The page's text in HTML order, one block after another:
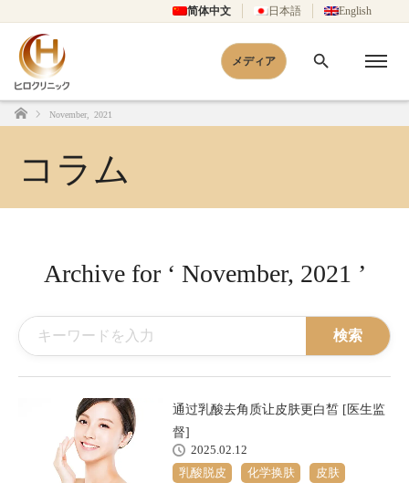
简体中文 日本語 English
メディア
Home
November, 2021
コラム
Archive for ‘ November, 2021 ’
検索
通过乳酸去角质让皮肤更白皙 [医生监
督]
2025.02.12
乳酸脱皮
化学换肤 皮肤